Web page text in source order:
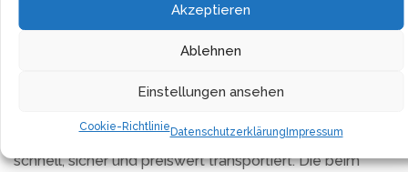
Akzeptieren
Ablehnen
Einstellungen ansehen
Cookie-RichtlinieDatenschutzerklärung Impressum
der Verpackung steht Nachhaltigkeit im Vordergrund –
mit den Versanddienstleistern werden die Pakete
schnell, sicher und preiswert transportiert. Die beim